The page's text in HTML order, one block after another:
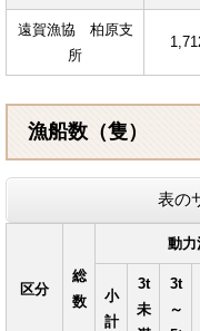
遠賀漁協 柏原支
所
漁船数（隻）
表の
区分
総
数
動力
小
計
3t
未
3t
～